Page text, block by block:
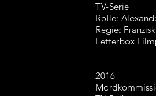
TV-Serie
Rolle:
Regie:
Letterbox
2016